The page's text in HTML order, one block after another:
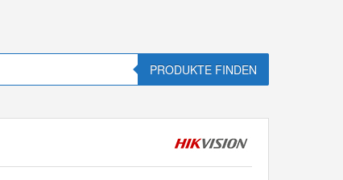
PRODUKTE FINDEN